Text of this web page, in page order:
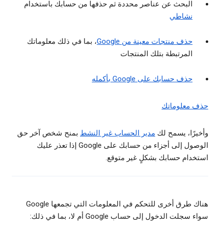
البحث عن عناصر محددة ثم حذفها من حسابك باستخدام
نشاطي
حذف منتجات معينة من Google
، بما في ذلك معلوماتك
المرتبطة بتلك المنتجات
حذف حسابك على Google بأكمله
حذف معلوماتك
وأخيرًا، يسمح لك مدير الحساب غير النشط بمنح شخص آخر حق
الوصول إلى أجزاء من حسابك على Google إذا تعذر عليك
استخدام حسابك بشكلٍ غير متوقع.
هناك طرق أخرى للتحكم في المعلومات التي تجمعها Google
سواء سجلت الدخول إلى حساب Google أم لا، بما في ذلك: